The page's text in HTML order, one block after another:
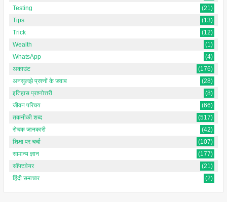
Testing
(21)
Tips
(13)
Trick
(12)
Wealth
(1)
WhatsApp
(4)
अकाउंट
(176)
अनसुलझे प्रश्नों के जवाब
(28)
इतिहास प्रश्नोत्तरी
(8)
जीवन परिचय
(66)
तकनीकी शब्द
(517)
रोचक जानकारी
(42)
शिक्षा पर चर्चा
(107)
सामान्य ज्ञान
(177)
सॉफ्टवेयर
(21)
हिंदी समाचार
(2)